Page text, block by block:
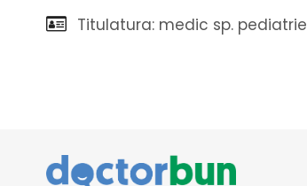
Titulatura: medic sp. pediatrie